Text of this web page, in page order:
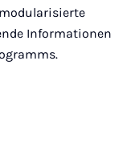
Informationen